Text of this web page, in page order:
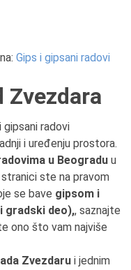
Gips i gipsani radovi
Zvezdara
gipsani radovi
i uređenju prostora.
u Beogradu u
ste na pravom
se bave gipsom i
gradski deo),, saznajte
ono što vam najviše
Zvezdaru i jednim